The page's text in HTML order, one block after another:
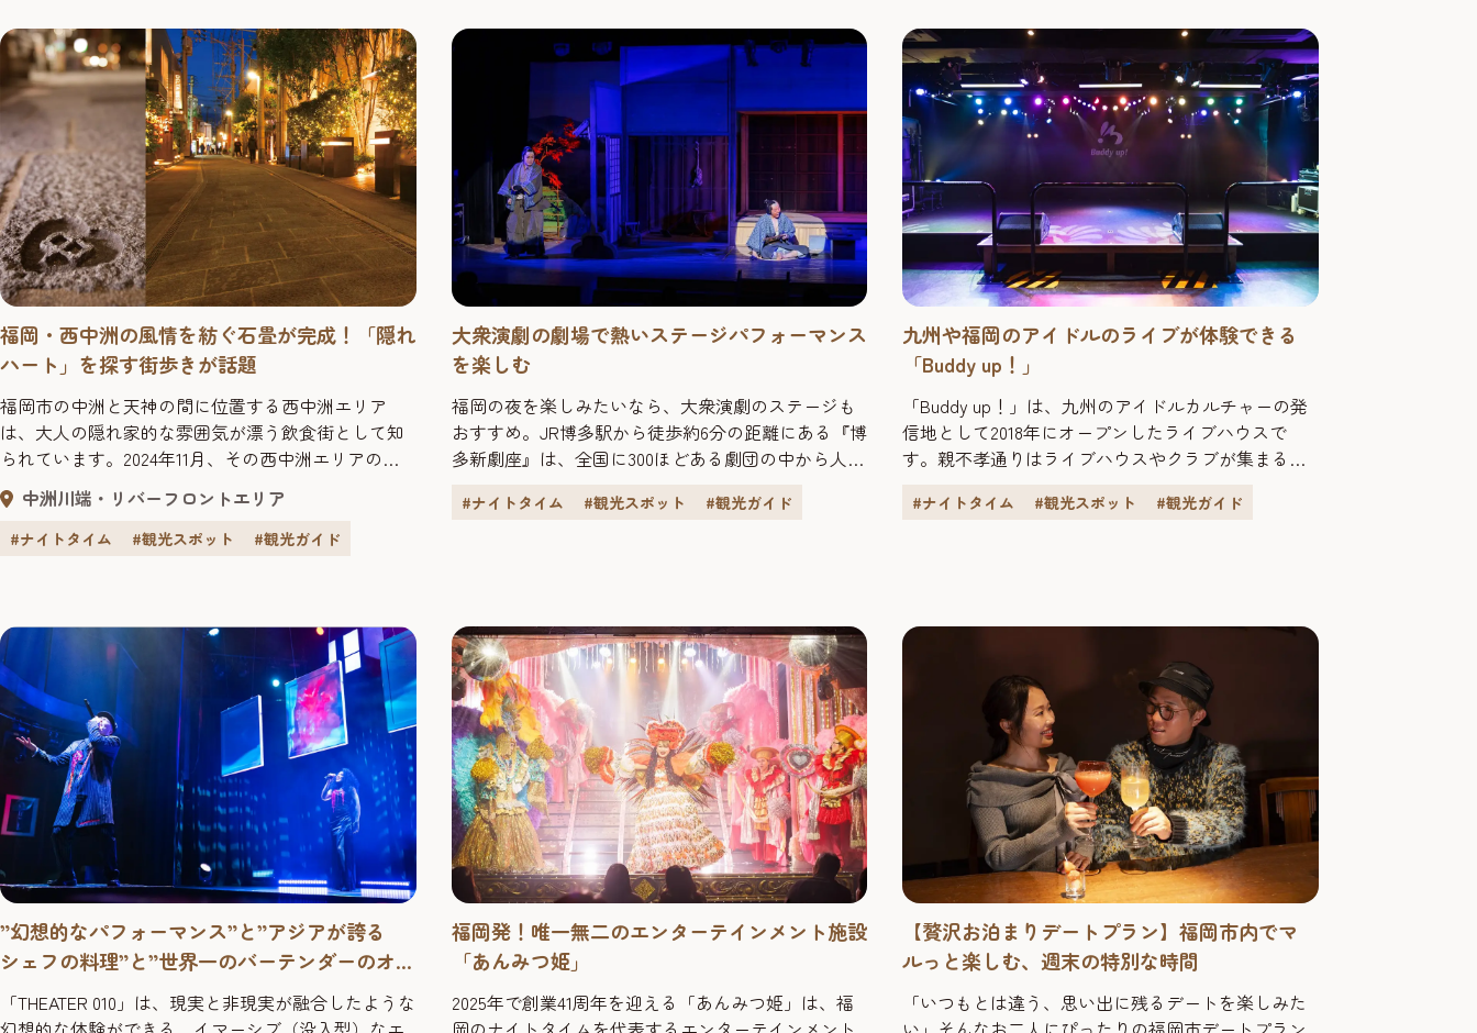
福岡・西中洲の風情を紡ぐ石畳が完成！「隠れ
ハート」を探す街歩きが話題
福岡市の中洲と天神の間に位置する西中洲エリア
は、大人の隠れ家的な雰囲気が漂う飲食街として知
られています。2024年11月、その西中洲エリアの風
情を紡ぐ「石畳路地」が完成しました。長年にわた
り西中洲の街づくりを推進してきたキーマンの想
い、石畳に秘めた「隠れハート」への想い、これか
中洲川端・リバーフロントエリア
#ナイトタイム #観光スポット #観光ガイド
大衆演劇の劇場で熱いステージパフォーマンス
を楽しむ
福岡の夜を楽しみたいなら、大衆演劇のステージも
おすすめ。JR博多駅から徒歩約6分の距離にある『博
多新劇座』は、全国に300ほどある劇団の中から人気
す。 公演は1日2回、昼と夜があり、1回の公演は約3
#ナイトタイム #観光スポット #観光ガイド
九州や福岡のアイドルのライブが体験できる
「Buddy up！」
「Buddy up！」は、九州のアイドルカルチャーの発
信地として2018年にオープンしたライブハウスで
す。親不孝通りはライブハウスやクラブが集まるエ
れ、さまざまな音楽ジャンルを楽しめるスポットが
#ナイトタイム #観光スポット #観光ガイド
”幻想的なパフォーマンス”と”アジアが誇る
シェフの料理”と”世界一のバーテンダーのオリ
ジナルドリンク”を堪能できる「THEATER
010（シアターゼロテン）」
「THEATER 010」は、現実と非現実が融合したような
福岡発！唯一無二のエンターテインメント施設
「あんみつ姫」
2025年で創業41周年を迎える「あんみつ姫」は、福
【贅沢お泊まりデートプラン】福岡市内でマ
ルっと楽しむ、週末の特別な時間
「いつもとは違う、思い出に残るデートを楽しみた